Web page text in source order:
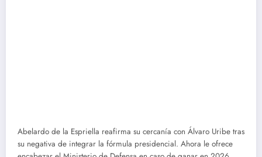
Abelardo de la Espriella reafirma su cercanía con Álvaro Uribe tras
su negativa de integrar la fórmula presidencial. Ahora le ofrece